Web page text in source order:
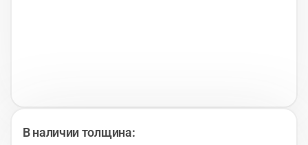
В наличии толщина: